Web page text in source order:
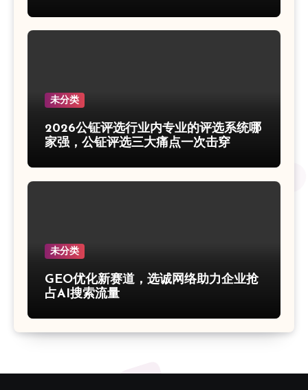
未分类
2026公钲评选行业内专业的评选系统哪
家强，公钲评选三大痛点一次击穿
未分类
GEO优化新赛道，选诚网络助力企业抢
占AI搜索流量